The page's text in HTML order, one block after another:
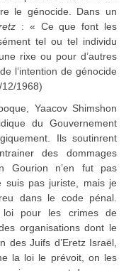
le génocide. Dans un
: « Ce que font les
tel ou tel individu
rixe ou pour d’autres
l’intention de génocide
1968)
Yaacov Shimshon
du Gouvernement
Ils soutinrent
des dommages
Gourion n’en fut pas
suis pas juriste, mais je
dans le code pénal.
loi pour les crimes de
organisations dont le
des Juifs d’Eretz Israël,
la loi le prévoit, on les